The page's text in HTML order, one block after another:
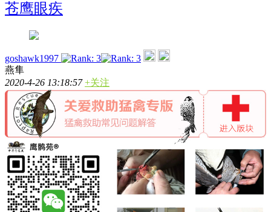
苍鹰眼疾
goshawk1997
燕隼
2020-4-26 13:18:57 +关注